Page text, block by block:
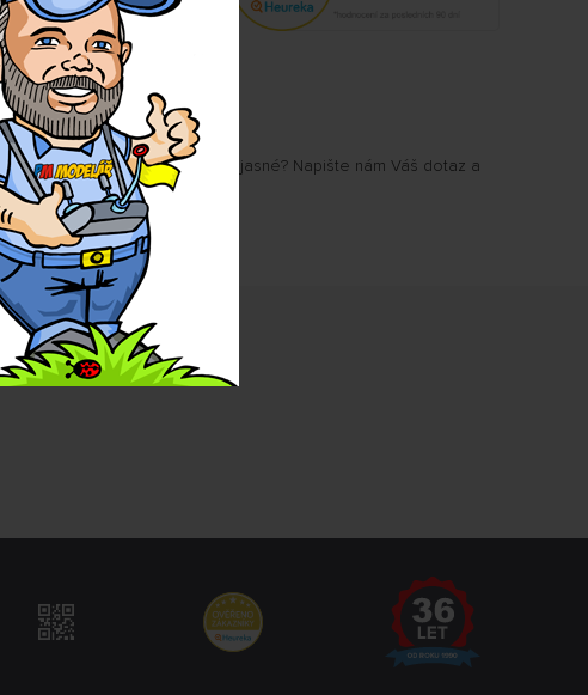
Nejsou Vám některé parametry jasné? Napište nám Váš dotaz a